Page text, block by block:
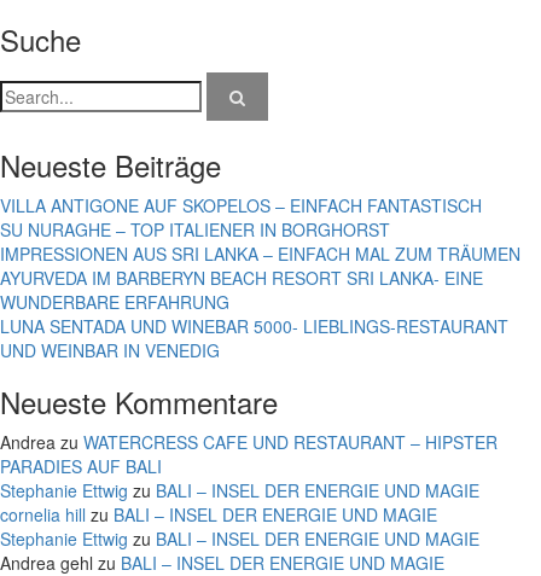
Suche
Neueste Beiträge
VILLA ANTIGONE AUF SKOPELOS – EINFACH FANTASTISCH
SU NURAGHE – TOP ITALIENER IN BORGHORST
IMPRESSIONEN AUS SRI LANKA – EINFACH MAL ZUM TRÄUMEN
AYURVEDA IM BARBERYN BEACH RESORT SRI LANKA- EINE
WUNDERBARE ERFAHRUNG
LUNA SENTADA UND WINEBAR 5000- LIEBLINGS-RESTAURANT
UND WEINBAR IN VENEDIG
Neueste Kommentare
Andrea zu WATERCRESS CAFE UND RESTAURANT – HIPSTER
PARADIES AUF BALI
Stephanie Ettwig zu BALI – INSEL DER ENERGIE UND MAGIE
cornelia hill zu BALI – INSEL DER ENERGIE UND MAGIE
Stephanie Ettwig zu BALI – INSEL DER ENERGIE UND MAGIE
Andrea gehl zu BALI – INSEL DER ENERGIE UND MAGIE